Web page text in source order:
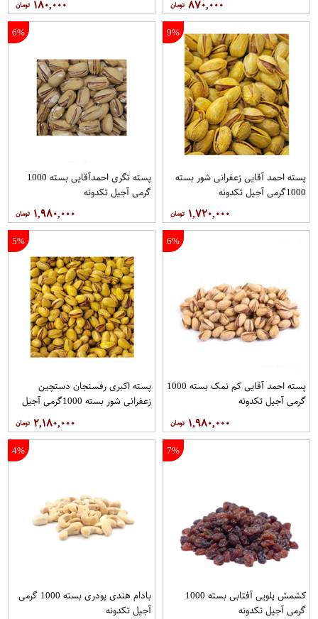
۸۷۰,۰۰۰ ۱۸۰,۰۰۰
9%
پسته احمد آقایی زعفرانی شور بسته
1000گرمی آجیل تکدونه
۱,۷۲۰,۰۰۰
6%
پسته تگری احمدآقایی بسته 1000
گرمی آجیل تکدونه
۱,۹۸۰,۰۰۰
6%
پسته احمد آقایی کم نمک بسته 1000
گرمی آجیل تکدونه
۱,۹۸۰,۰۰۰
5%
پسته اکبری رفسنجان دستچین
زعفرانی شور بسته 1000گرمی آجیل
۲,۱۸۰,۰۰۰
7%
کشمش پلویی آفتابی بسته 1000
گرمی آجیل تکدونه
4%
بادام هندی پودری بسته 1000 گرمی
آجیل تکدونه